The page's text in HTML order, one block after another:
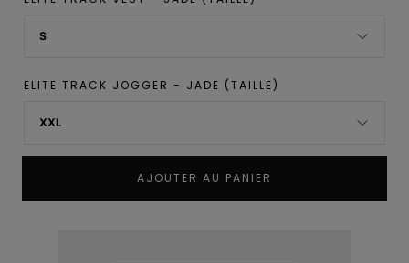
S
ELITE TRACK JOGGER - JADE (TAILLE)
XXL
AJOUTER AU PANIER